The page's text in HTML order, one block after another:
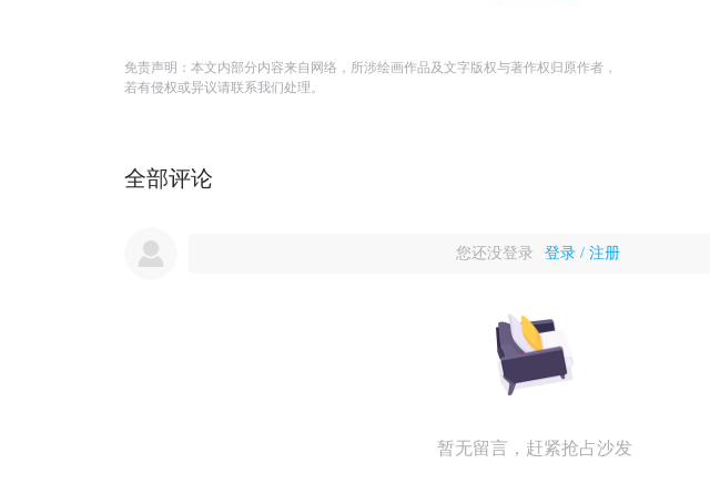
免责声明：本文内部分内容来自网络，所涉绘画作品及文字版权与著作权归原作者，
若有侵权或异议请联系我们处理。
全部评论
您还没登录 登录 / 注册
暂无留言，赶紧抢占沙发